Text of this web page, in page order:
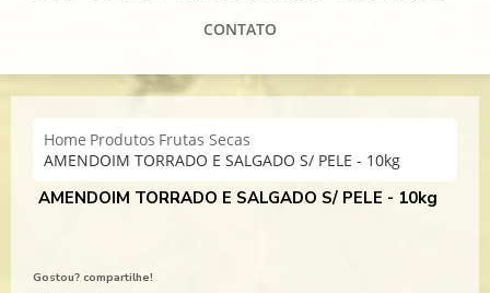
CONTATO
Home Produtos Frutas Secas
AMENDOIM TORRADO E SALGADO S/ PELE - 10kg
AMENDOIM TORRADO E SALGADO S/ PELE - 10kg
Gostou? compartilhe!